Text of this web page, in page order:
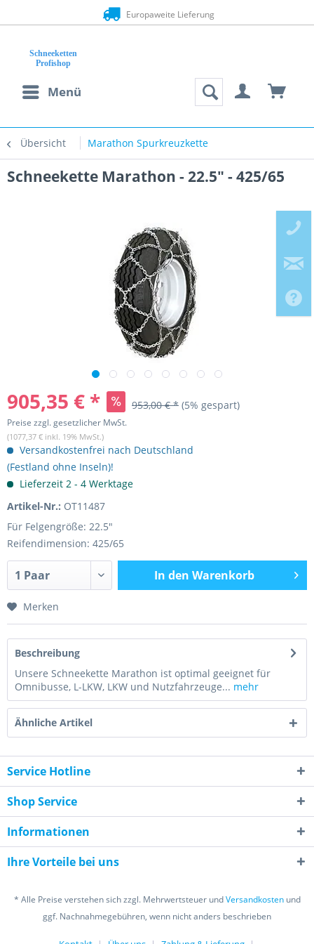
Europaweite Lieferung
Menü
Übersicht Marathon Spurkreuzkette
Schneekette Marathon - 22.5" - 425/65
905,35 € * 953,00 € * (5% gespart)
Preise zzgl. gesetzlicher MwSt.
(1077,37 € inkl. 19% MwSt.)
Versandkostenfrei nach Deutschland
(Festland ohne Inseln)!
Lieferzeit 2 - 4 Werktage
Artikel-Nr.: OT11487
Für Felgengröße: 22.5"
Reifendimension: 425/65
In den Warenkorb
Merken
Beschreibung
Unsere Schneekette Marathon ist optimal geeignet für
Omnibusse, L-LKW, LKW und Nutzfahrzeuge... mehr
Ähnliche Artikel
Service Hotline
Shop Service
Informationen
Ihre Vorteile bei uns
* Alle Preise verstehen sich zzgl. Mehrwertsteuer undVersandkostenund
ggf. Nachnahmegebühren, wenn nicht anders beschrieben